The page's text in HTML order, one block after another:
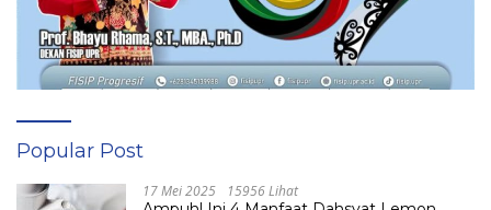
Popular Post
17 Mei 2025 15956 Lihat